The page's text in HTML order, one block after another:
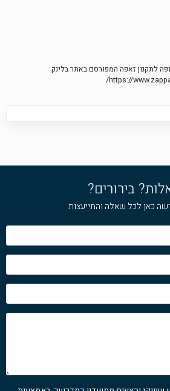
לתקנון זאפה המפורסם באתר בלינק
https://
בירורים?
כאן לכל שאלה והתייעצות